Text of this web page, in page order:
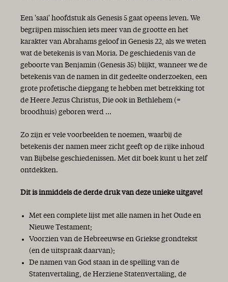
Een 'saai' hoofdstuk als Genesis 5 gaat opeens leven. We
begrijpen misschien iets meer van de grootte en het
karakter van Abrahams geloof in Genesis 22, als we weten
wat de betekenis is van Moria. De geschiedenis van de
geboorte van Benjamin (Genesis 35) blijkt, wanneer we de
betekenis van de namen in dit gedeelte onderzoeken, een
grote profetische diepgang te hebben met betrekking tot
de Heere Jezus Christus, Die ook in Bethlehem (=
broodhuis) geboren werd ...
Zo zijn er vele voorbeelden te noemen, waarbij de
betekenis der namen meer zicht geeft op de rijke inhoud
van Bijbelse geschiedenissen. Met dit boek kunt u het zelf
ontdekken.
Dit is inmiddels de derde druk van deze unieke uitgave!
Met een complete lijst met alle namen in het Oude en
Nieuwe Testament;
Voorzien van de Hebreeuwse en Griekse grondtekst
(en de uitspraak daarvan);
De namen van God staan in de spelling van de
Statenvertaling, de Herziene Statenvertaling, de